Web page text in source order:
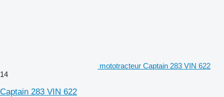
mototracteur Captain 283 VIN 622
14
Captain 283 VIN 622